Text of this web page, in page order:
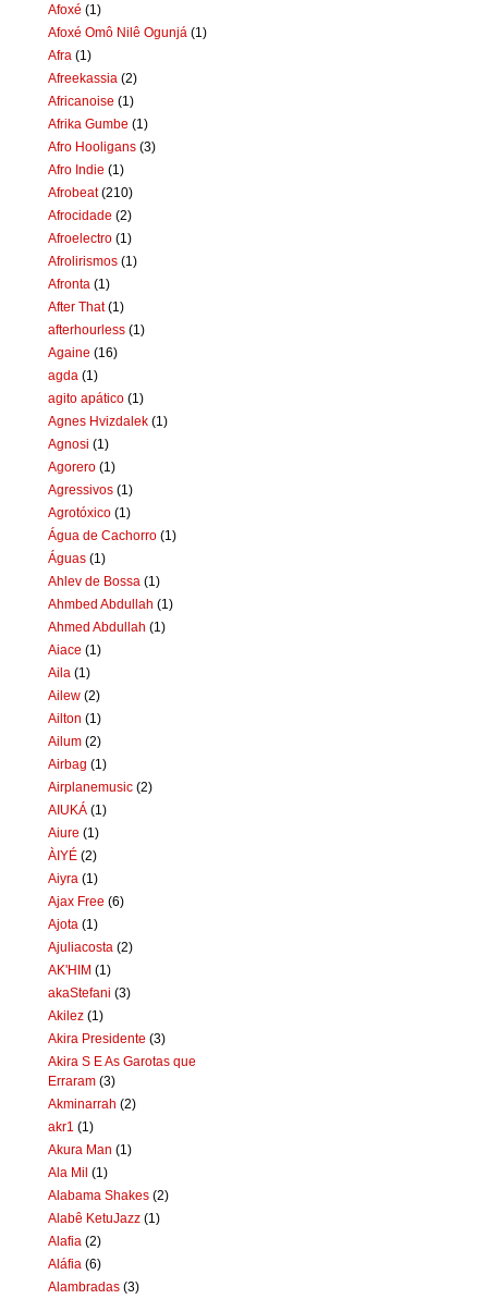
Afoxé (1)
Afoxé Omô Nilê Ogunjá (1)
Afra (1)
Afreekassia (2)
Africanoise (1)
Afrika Gumbe (1)
Afro Hooligans (3)
Afro Indie (1)
Afrobeat (210)
Afrocidade (2)
Afroelectro (1)
Afrolirismos (1)
Afronta (1)
After That (1)
afterhourless (1)
Againe (16)
agda (1)
agito apático (1)
Agnes Hvizdalek (1)
Agnosi (1)
Agorero (1)
Agressivos (1)
Agrotóxico (1)
Água de Cachorro (1)
Águas (1)
Ahlev de Bossa (1)
Ahmbed Abdullah (1)
Ahmed Abdullah (1)
Aiace (1)
Aila (1)
Ailew (2)
Ailton (1)
Ailum (2)
Airbag (1)
Airplanemusic (2)
AIUKÁ (1)
Aiure (1)
ÀIYÉ (2)
Aiyra (1)
Ajax Free (6)
Ajota (1)
Ajuliacosta (2)
AK'HIM (1)
akaStefani (3)
Akilez (1)
Akira Presidente (3)
Akira S E As Garotas que
Erraram (3)
Akminarrah (2)
akr1 (1)
Akura Man (1)
Ala Mil (1)
Alabama Shakes (2)
Alabê KetuJazz (1)
Alafia (2)
Aláfia (6)
Alambradas (3)